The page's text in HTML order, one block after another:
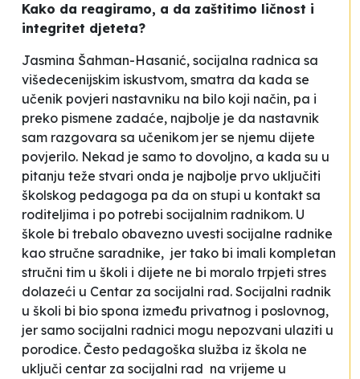
Kako da reagiramo, a da zaštitimo ličnost i
integritet djeteta?
Jasmina Šahman-Hasanić, socijalna radnica sa
višedecenijskim iskustvom, smatra da kada se
učenik povjeri nastavniku na bilo koji način, pa i
preko pismene zadaće, najbolje je da nastavnik
sam razgovara sa učenikom jer se njemu dijete
povjerilo. Nekad je samo to dovoljno, a kada su u
pitanju teže stvari onda je najbolje prvo uključiti
školskog pedagoga pa da on stupi u kontakt sa
roditeljima i po potrebi socijalnim radnikom. U
škole bi trebalo obavezno uvesti socijalne radnike
kao stručne saradnike, jer tako bi imali kompletan
stručni tim u školi i dijete ne bi moralo trpjeti stres
dolazeći u Centar za socijalni rad. Socijalni radnik
u školi bi bio spona između privatnog i poslovnog,
jer samo socijalni radnici mogu nepozvani ulaziti u
porodice. Često pedagoška služba iz škola ne
uključi centar za socijalni rad na vrijeme u